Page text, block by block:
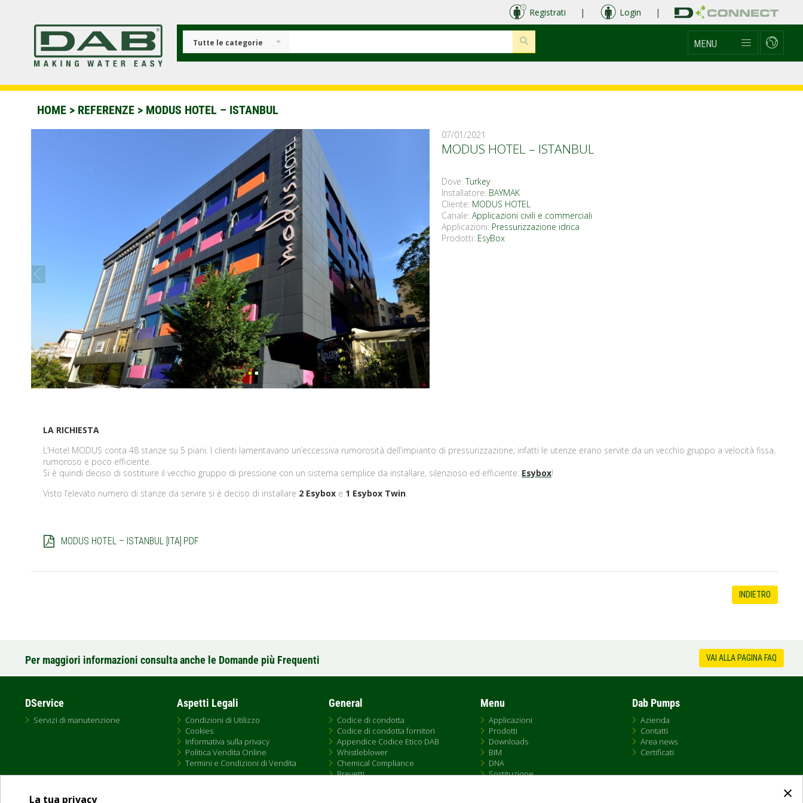
×
La tua privacy
contenuto
Registrati | Login |
Tutte le categorie MENU
HOME > REFERENZE > MODUS HOTEL – ISTANBUL
prev next
07/01/2021
MODUS HOTEL – ISTANBUL
Dove:Turkey
Installatore: BAYMAK
Cliente: MODUS HOTEL
Canale: Applicazioni civili e commerciali
Applicazioni: Pressurizzazione idrica
Prodotti: EsyBox
LA RICHIESTA
L’Hotel MODUS conta 48 stanze su 5 piani. I clienti lamentavano un’eccessiva rumorosità dell’impianto di pressurizzazione, infatti le utenze erano servite da un vecchio gruppo a velocità fissa,
rumoroso e poco efficiente.
Si è quindi deciso di sostituire il vecchio gruppo di pressione con un sistema semplice da installare, silenzioso ed efficiente: Esybox!
Visto l’elevato numero di stanze da servire si è deciso di installare 2 Esybox e 1 Esybox Twin.
MODUS HOTEL – ISTANBUL [ITA].PDF
INDIETRO
Per maggiori informazioni consulta anche le Domande più Frequenti VAI ALLA PAGINA FAQ
DService
Servizi di manutenzione
Aspetti Legali
Condizioni di Utilizzo
Cookies
Informativa sulla privacy
Politica Vendita Online
Termini e Condizioni di Vendita
General
Codice di condotta
Codice di condotta fornitori
Appendice Codice Etico DAB
Whistleblower
Chemical Compliance
Brevetti
Menu
Applicazioni
Prodotti
Downloads
BIM
DNA
Sostituzione
Dab Pumps
Azienda
Contatti
Area news
Certificati